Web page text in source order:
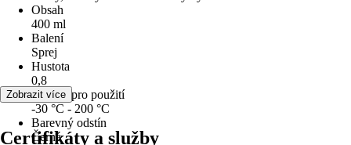
Obsah
400 ml
Balení
Sprej
Hustota
0,8
Teplota pro použití
-30 °C - 200 °C
Barevný odstín
Černá
Zobrazit více
Certifikáty a služby